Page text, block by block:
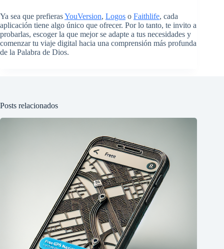
Ya sea que prefierasYouVersion, Logos o Faithlife, cada
aplicación tiene algo único que ofrecer. Por lo tanto, te invito a
probarlas, escoger la que mejor se adapte a tus necesidades y
comenzar tu viaje digital hacia una comprensión más profunda
de la Palabra de Dios.
Posts relacionados